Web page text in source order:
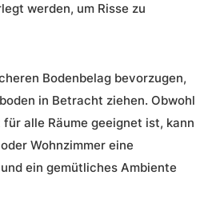
werden, um Risse zu
Bodenbelag bevorzugen,
in Betracht ziehen. Obwohl
alle Räume geeignet ist, kann
Wohnzimmer eine
ein gemütliches Ambiente